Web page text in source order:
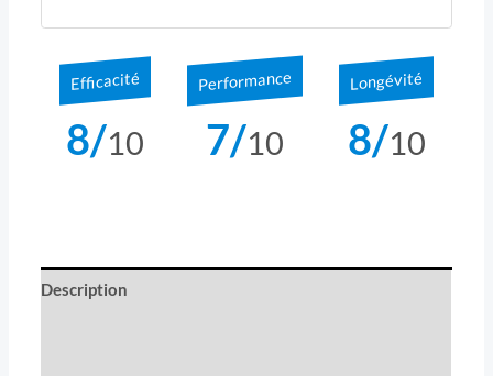
Efficacité
8/10
Performance
7/10
Longévité
8/10
Description